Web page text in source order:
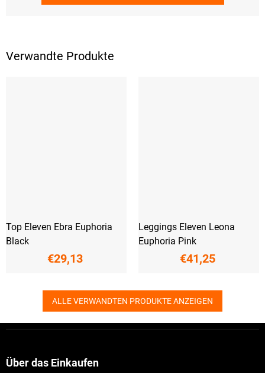
Verwandte Produkte
Top Eleven Ebra Euphoria
Black
€29,13
Leggings Eleven Leona
Euphoria Pink
€41,25
ALLE VERWANDTEN PRODUKTE ANZEIGEN
Über das Einkaufen